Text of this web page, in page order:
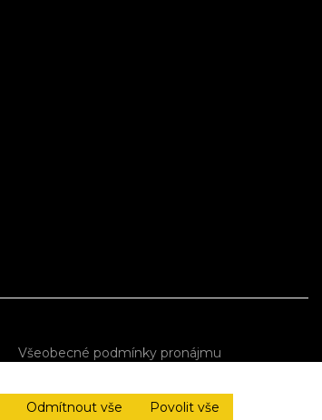
Všeobecné podmínky pronájmu
Odmítnout vše Povolit vše